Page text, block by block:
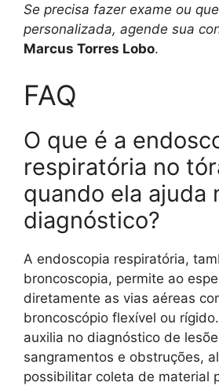
Se precisa fazer exame ou
personalizada, agende sua
Marcus Torres Lobo.
FAQ
O que é a
respiratória no
quando ela ajuda
diagnóstico?
A endoscopia respiratória,
broncoscopia, permite ao
diretamente as vias aéreas
broncoscópio flexível ou
auxilia no diagnóstico de
sangramentos e obstruções,
possibilitar coleta de material